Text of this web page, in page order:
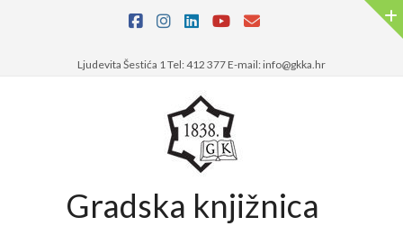
Ljudevita Šestića 1 Tel: 412 377 E-mail: info@gkka.hr
Gradska knjižnica